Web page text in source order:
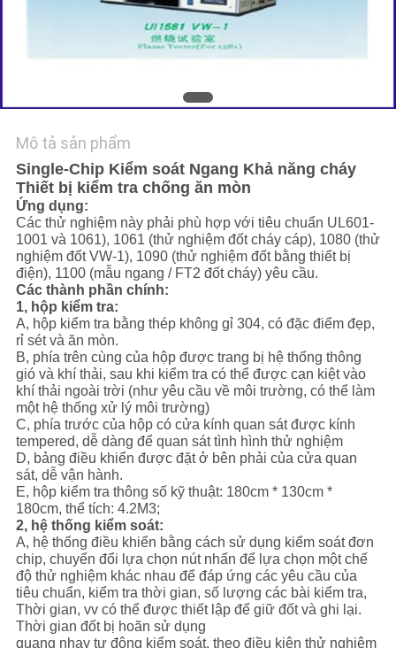
GIÁ
ĐỒ
TRANG
WEB
CHÍNH
SÁCH
BẢO
MẬT
Mô tả sản phẩm
Single-Chip Kiểm soát Ngang Khả năng cháy
Thiết bị kiểm tra chống ăn mòn
Ứng dụng:
Các thử nghiệm này phải phù hợp với tiêu chuẩn UL601-
1001 và 1061), 1061 (thử nghiệm đốt cháy cáp), 1080 (thử
nghiệm đốt VW-1), 1090 (thử nghiệm đốt bằng thiết bị
điện), 1100 (mẫu ngang / FT2 đốt cháy) yêu cầu.
Các thành phần chính:
1, hộp kiểm tra:
A, hộp kiểm tra bằng thép không gỉ 304, có đặc điểm đẹp,
rỉ sét và ăn mòn.
B, phía trên cùng của hộp được trang bị hệ thống thông
gió và khí thải, sau khi kiểm tra có thể được cạn kiệt vào
khí thải ngoài trời (như yêu cầu về môi trường, có thể làm
một hệ thống xử lý môi trường)
C, phía trước của hộp có cửa kính quan sát được kính
tempered, dễ dàng để quan sát tình hình thử nghiệm
D, bảng điều khiển được đặt ở bên phải của cửa quan
sát, dễ vận hành.
E, hộp kiểm tra thông số kỹ thuật: 180cm * 130cm *
180cm, thể tích: 4.2M3;
2, hệ thống kiểm soát:
A, hệ thống điều khiển bằng cách sử dụng kiểm soát đơn
chip, chuyển đổi lựa chọn nút nhấn để lựa chọn một chế
độ thử nghiệm khác nhau để đáp ứng các yêu cầu của
tiêu chuẩn, kiểm tra thời gian, số lượng các bài kiểm tra,
Thời gian, vv có thể được thiết lập để giữ đốt và ghi lại.
Thời gian đốt bị hoãn sử dụng
quang nhạy tự động kiểm soát, theo điều kiện thử nghiệm